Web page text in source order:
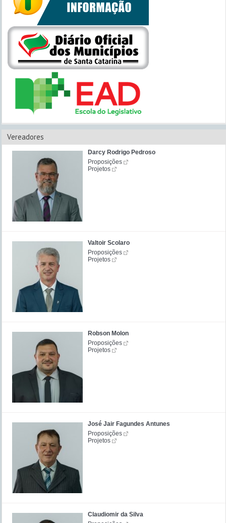
Vereadores
Darcy Rodrigo Pedroso
Proposições
Projetos
Valtoir Scolaro
Proposições
Projetos
Robson Molon
Proposições
Projetos
José Jair Fagundes Antunes
Proposições
Projetos
Claudiomir da Silva